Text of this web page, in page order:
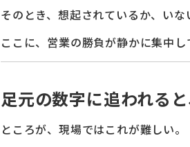
そのとき、想起されているか、いな
ここに、営業の勝負が静かに集中し
足元の数字に追われる
ところが、現場ではこれが難しい。